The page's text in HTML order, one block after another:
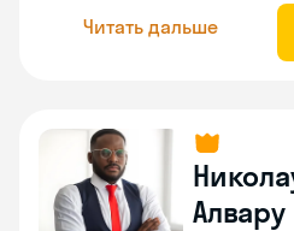
Читать дальше
Алвару